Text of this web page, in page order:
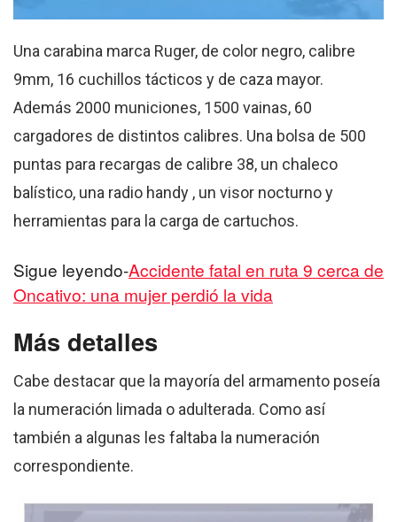
Una carabina marca Ruger, de color negro, calibre
9mm, 16 cuchillos tácticos y de caza mayor.
Además 2000 municiones, 1500 vainas, 60
cargadores de distintos calibres. Una bolsa de 500
puntas para recargas de calibre 38, un chaleco
balístico, una radio handy , un visor nocturno y
herramientas para la carga de cartuchos.
Sigue leyendo-Accidente fatal en ruta 9 cerca de
Oncativo: una mujer perdió la vida
Más detalles
Cabe destacar que la mayoría del armamento poseía
la numeración limada o adulterada. Como así
también a algunas les faltaba la numeración
correspondiente.